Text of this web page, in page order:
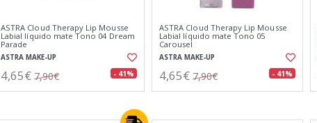
ASTRA Cloud Therapy Lip Mousse
Labial líquido mate Tono 04 Dream
Parade
ASTRA MAKE-UP
4,65€ 7,90€ - 41%
ASTRA Cloud Therapy Lip Mousse
Labial líquido mate Tono 05
Carousel
ASTRA MAKE-UP
4,65€ 7,90€ - 41%